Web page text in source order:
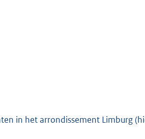
in het arrondissement Limburg